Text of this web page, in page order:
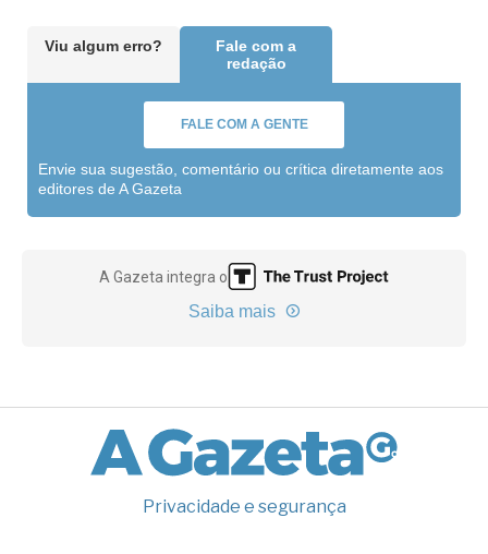
Viu algum erro?
Fale com a
redação
FALE COM A GENTE
Envie sua sugestão, comentário ou crítica diretamente aos
editores de A Gazeta
A Gazeta integra o
Saiba mais
Privacidade e segurança